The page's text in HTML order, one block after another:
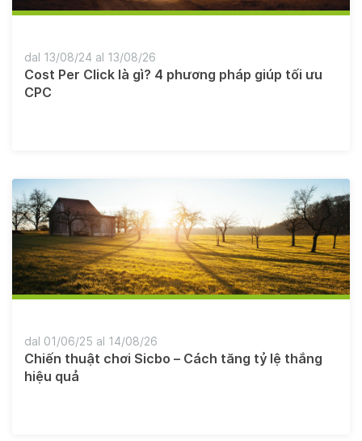
Cost Per Click là gì? 4 phương pháp giúp tối ưu
CPC
dal 13/08/24 al 13/08/26
Chiến thuật chơi Sicbo – Cách tăng tỷ lệ thắng
hiệu quả
dal 01/06/25 al 14/08/26